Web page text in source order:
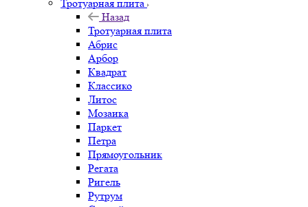
Тротуарная плита
Назад
Тротуарная плита
Абрис
Арбор
Квадрат
Классико
Литос
Мозаика
Паркет
Петра
Прямоугольник
Регата
Ригель
Рутрум